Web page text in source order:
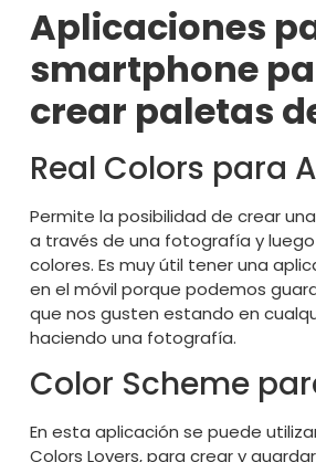
Aplicaciones
smartphone
crear paletas
Real Colors para
Permite la posibilidad de crear
a través de una fotografía y
colores. Es muy útil tener una
en el móvil porque podemos
que nos gusten estando en
haciendo una fotografía.
Color Scheme
En esta aplicación se puede
Colors Lovers, para crear y